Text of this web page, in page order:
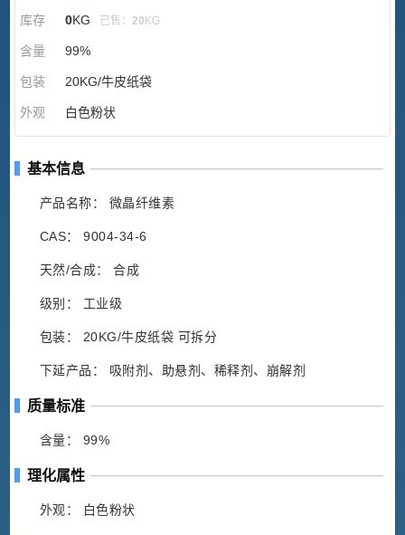
库存 0KG 已售： 20 KG
含量 99%
包装 20KG/牛皮纸袋
外观 白色粉状
基本信息
产品名称： 微晶纤维素
CAS： 9004-34-6
天然/合成： 合成
级别： 工业级
包装： 20KG/牛皮纸袋 可拆分
下延产品： 吸附剂、助悬剂、稀释剂、崩解剂
质量标准
含量： 99%
理化属性
外观： 白色粉状